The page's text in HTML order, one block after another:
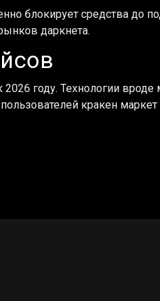
блокирует средства до
даркнета.
году. Технологии
кракен маркет